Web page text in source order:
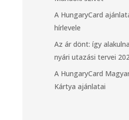
A HungaryCard
hírlevele
Az ár dönt: így
nyári utazási tervei
A HungaryCard
Kártya ajánlatai